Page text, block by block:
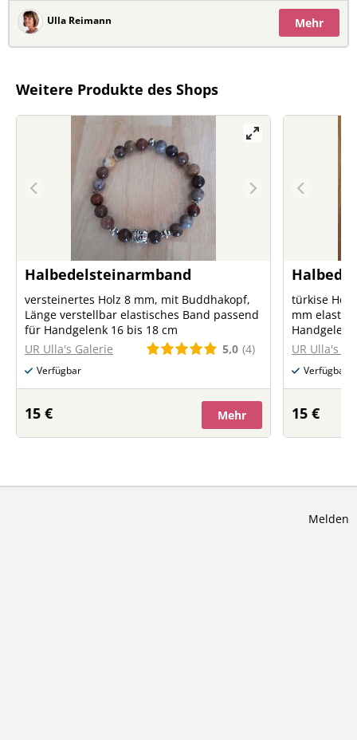
Ulla Reimann Mehr
Weitere Produkte des Shops
Halbedelsteinarmband
versteinertes Holz 8 mm, mit Buddhakopf,
Länge verstellbar elastisches Band passend
für Handgelenk 16 bis 18 cm
UR Ulla's Galerie
5,0 (4)
Verfügbar
15 € Mehr
türkise
mm
UR Ulla's
Verfügbar
15 €
Melden